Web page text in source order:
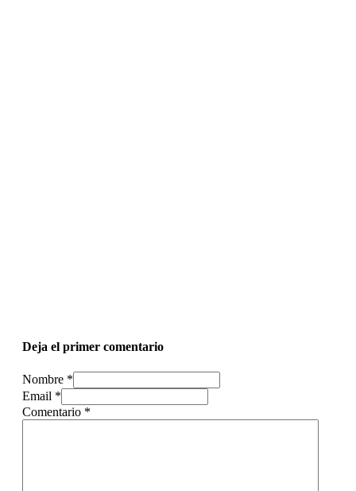
Deja el primer comentario
Nombre *
Email *
Comentario *